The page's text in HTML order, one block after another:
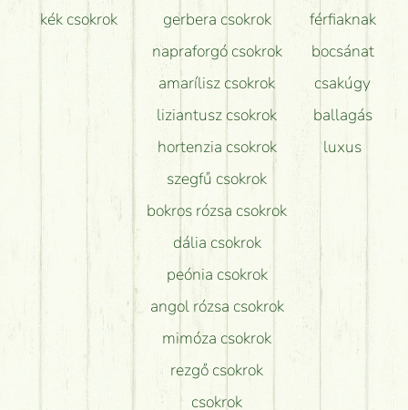
kék csokrok
gerbera csokrok
napraforgó csokrok
amarílisz csokrok
liziantusz csokrok
hortenzia csokrok
szegfű csokrok
bokros rózsa csokrok
dália csokrok
peónia csokrok
angol rózsa csokrok
mimóza csokrok
rezgő csokrok
csokrok
férfiaknak
bocsánat
csakúgy
ballagás
luxus